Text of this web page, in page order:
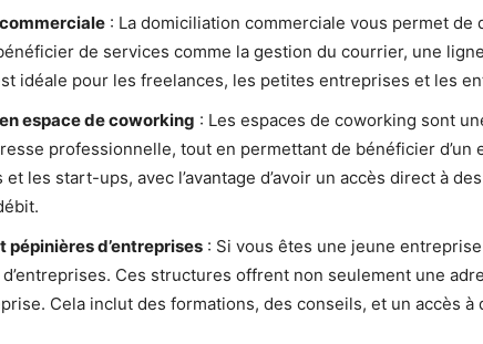
: La domiciliation commerciale vous permet de
de services comme la gestion du courrier, une
idéale pour les freelances, les petites entreprises et les
espace de coworking : Les espaces de coworking sont
professionnelle, tout en permettant de bénéficier
les start-ups, avec l’avantage d’avoir un accès direct à
pépinières d’entreprises : Si vous êtes une jeune
Ces structures offrent non seulement une
Cela inclut des formations, des conseils, et un accès à